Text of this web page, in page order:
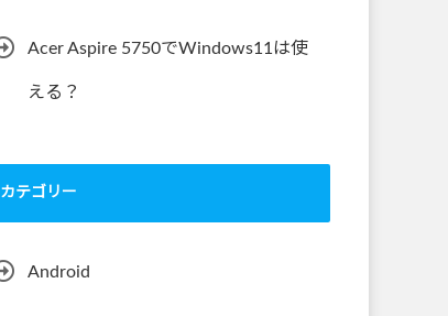
Acer Aspire 5750でWindows11は使
える？
カテゴリー
Android